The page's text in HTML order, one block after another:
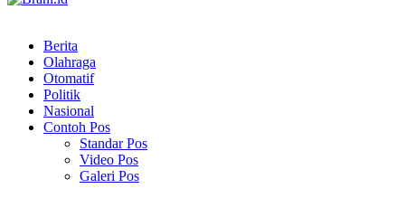
Berita
Olahraga
Otomatif
Politik
Nasional
Contoh Pos
Standar Pos
Video Pos
Galeri Pos